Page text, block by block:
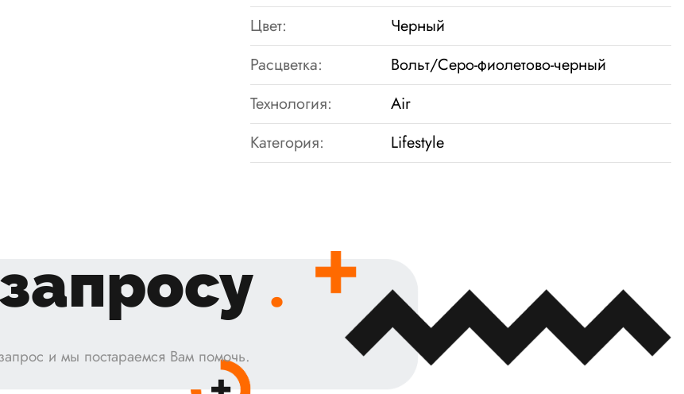
Цвет:
Черный
Расцветка:
Вольт/Серо-фиолетово-черный
Технология:
Air
Категория:
Lifestyle
.
и мы постараемся Вам помочь.